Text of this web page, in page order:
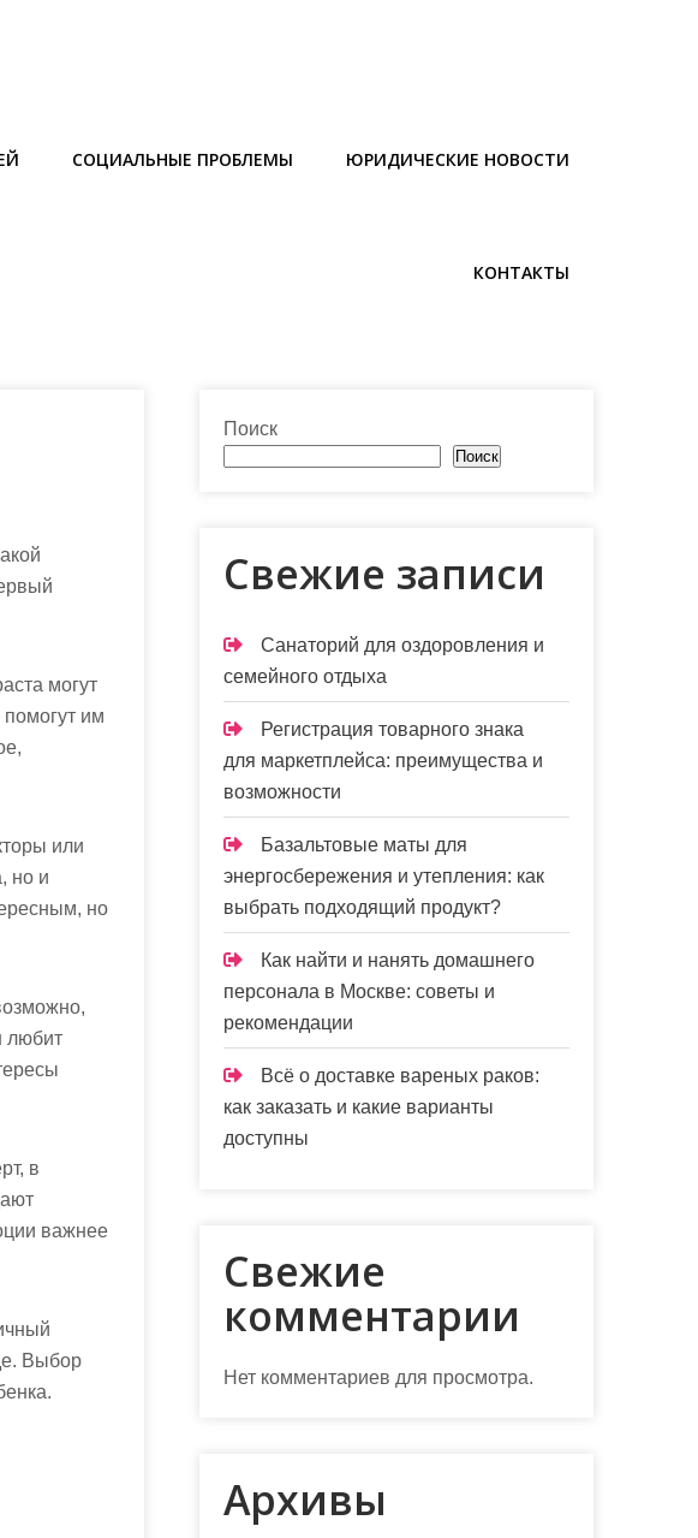
СОЦИАЛЬНЫЕ ПРОБЛЕМЫ ЮРИДИЧЕСКИЕ НОВОСТИ
КОНТАКТЫ
могут
им
или
но и
но
любит
в
важнее
Выбор
Поиск
Поиск
Свежие записи
Санаторий для оздоровления и
семейного отдыха
Регистрация товарного знака
для маркетплейса: преимущества и
возможности
Базальтовые маты для
энергосбережения и утепления: как
выбрать подходящий продукт?
Как найти и нанять домашнего
персонала в Москве: советы и
рекомендации
Всё о доставке вареных раков:
как заказать и какие варианты
доступны
Свежие
комментарии
Нет комментариев для просмотра.
Архивы